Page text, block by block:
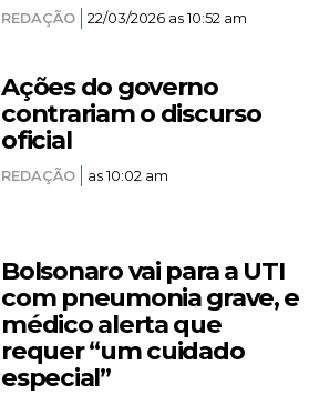
REDAÇÃO 22/03/2026 as 10:52 am
Ações do governo
contrariam o discurso
oficial
REDAÇÃO as 10:02 am
Bolsonaro vai para a UTI
com pneumonia grave, e
médico alerta que
requer “um cuidado
especial”